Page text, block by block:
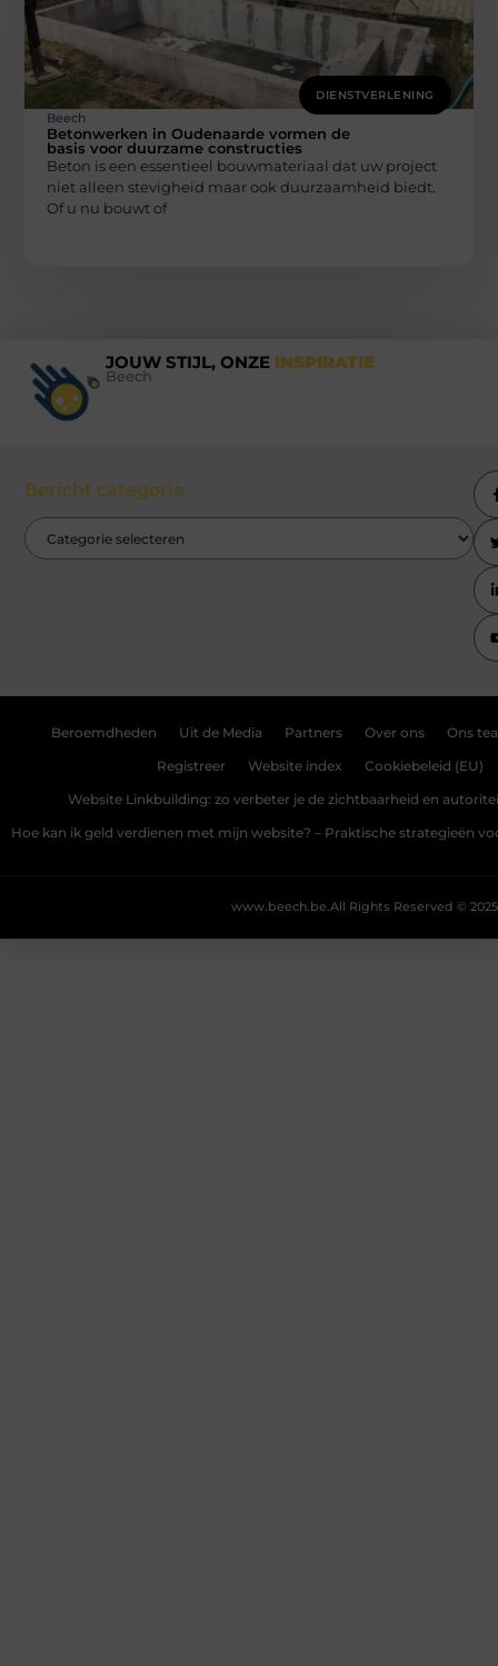
DIENSTVERLENING
Beech
Betonwerken in Oudenaarde vormen de
basis voor duurzame constructies
Beton is een essentieel bouwmateriaal dat uw project
niet alleen stevigheid maar ook duurzaamheid biedt.
Of u nu bouwt of
JOUW STIJL, ONZE INSPIRATIE
Beech
Bericht categorie
Beroemdheden Uit de Media Partners Over ons Ons
Registreer Website index Cookiebeleid (EU)
Website Linkbuilding: zo verbeter je de zichtbaarheid en
Hoe kan ik geld verdienen met mijn website? – Praktische strategieën
All Rights Reserved © 2025
www.beech.be.